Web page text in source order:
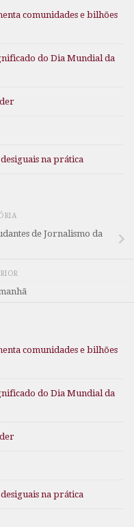
comunidades e bilhões
do Dia Mundial da
na prática
de Jornalismo da
comunidades e bilhões
do Dia Mundial da
na prática